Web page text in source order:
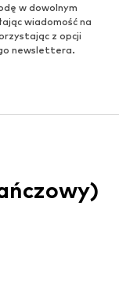
w dowolnym
wiadomość na
z opcji
newslettera.